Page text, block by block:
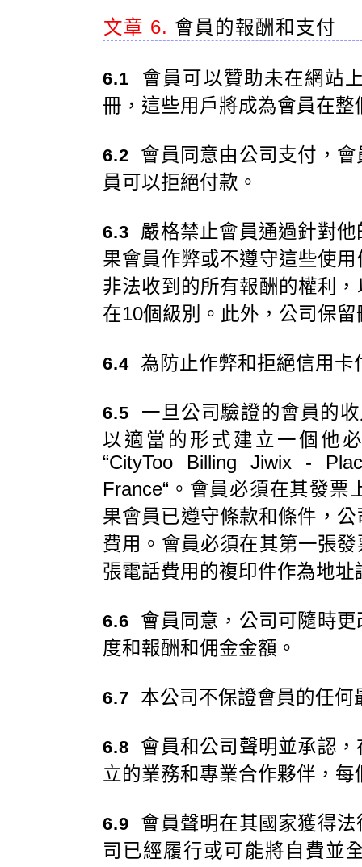
文章 6. 會員的報酬和支付
6.1 會員可以贊助未在網站
冊，這些用戶將成為會員在
6.2 會員同意由公司支付，
員可以拒絕付款。
6.3 嚴格禁止會員通過針對
果會員作弊或不遵守這些使
非法收到的所有報酬的權利
在10個級別。此外，公司保
6.4 為防止作弊和拒絕信用卡
6.5 一旦公司驗證的會員的
以適當的形式建立一個他
“CityToo Billing Jiwix -
France“。會員必須在其發
果會員已遵守條款和條件，
費用。會員必須在其第一張
張電話費用的複印件作為地址
6.6 會員同意，公司可隨時
度和報酬和佣金金額。
6.7 本公司不保證會員的任何
6.8 會員和公司聲明並承認
立的業務和專業合作夥伴，
6.9 會員聲明在其國家獲得
司已經履行或可能將自費並